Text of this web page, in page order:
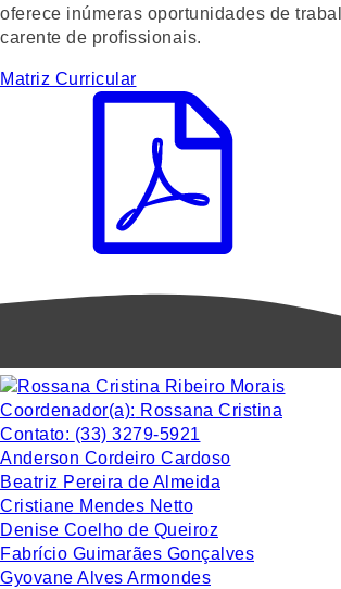
oferece inúmeras oportunidades de
carente de profissionais.
Matriz Curricular
Coordenador(a): Rossana Cristina
Contato: (33) 3279-5921
Anderson Cordeiro Cardoso
Beatriz Pereira de Almeida
Cristiane Mendes Netto
Denise Coelho de Queiroz
Fabrício Guimarães Gonçalves
Gyovane Alves Armondes